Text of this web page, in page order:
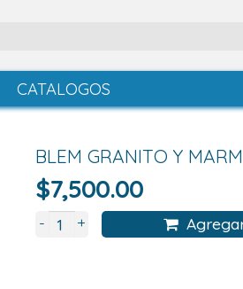
CATALOGOS
BLEM GRANITO Y
$7,500.00
- +